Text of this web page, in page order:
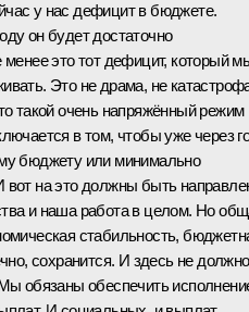
у нас дефицит в бюджете.
он будет достаточно
это тот дефицит, который
Это не драма, не
такой очень напряжённый режим
в том, чтобы уже через
бюджету или минимально
на это должны быть
и наша работа в целом. Но
стабильность,
сохранится. И здесь не должно
обязаны обеспечить